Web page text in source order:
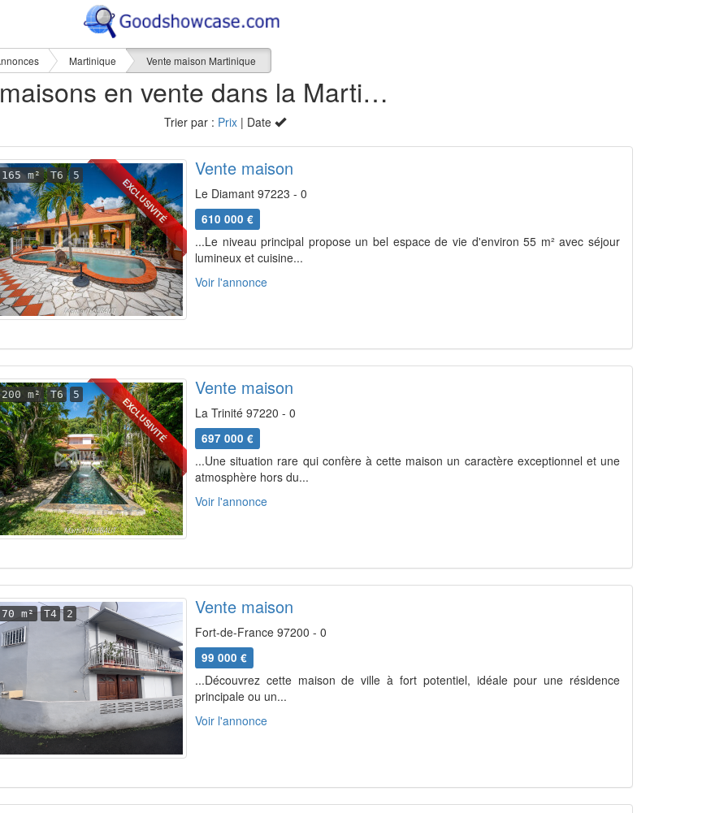
Martinique Vente maison Martinique
44 maisons en vente dans la Martinique (972)
Trier par : Prix| Date
EXCLUSIVITÉ
165 m² T6 5 Vente maison
Le Diamant 97223 - 0
610 000 €
...Le niveau principal propose un bel espace de vie d'environ 55 m² avec séjour
lumineux et cuisine...
Voir l'annonce
EXCLUSIVITÉ
200 m² T6 5 Vente maison
La Trinité 97220 - 0
697 000 €
...Une situation rare qui confère à cette maison un caractère exceptionnel et une
atmosphère hors du...
Voir l'annonce
70 m² T4 2 Vente maison
Fort-de-France 97200 - 0
99 000 €
...Découvrez cette maison de ville à fort potentiel, idéale pour une résidence
principale ou un...
Voir l'annonce